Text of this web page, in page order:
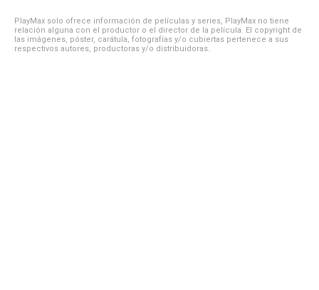
PlayMax solo ofrece información de películas y series, PlayMax no tiene
relación alguna con el productor o el director de la película. El copyright de
las imágenes, póster, carátula, fotografías y/o cubiertas pertenece a sus
respectivos autores, productoras y/o distribuidoras.